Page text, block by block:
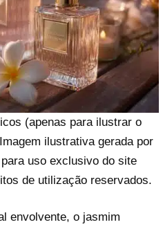
(apenas para ilustrar o
ilustrativa gerada por
uso exclusivo do site
de utilização reservados.
envolvente, o jasmim